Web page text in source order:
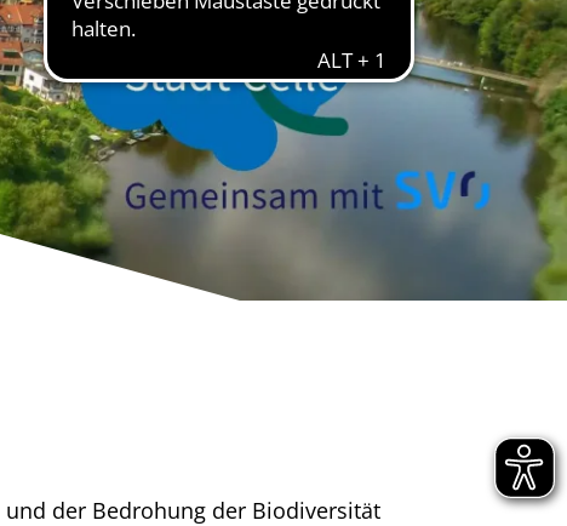
und der Bedrohung der Biodiversität